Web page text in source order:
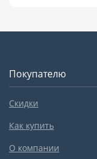
Покупателю
Скидки
Как купить
О компании